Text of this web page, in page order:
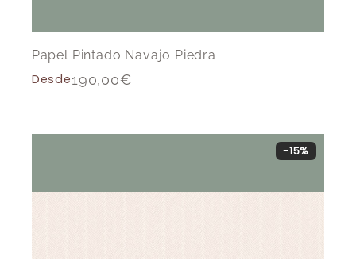
Papel Pintado Navajo Piedra
Desde190,00€
-15%